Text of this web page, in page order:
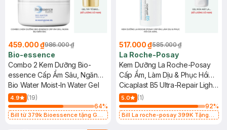
459.000 ₫986.000 ₫
Bio-essence
Combo 2 Kem Dưỡng Bio-
essence Cấp Ẩm Sâu, Ngăn
Bụi Bẩn 50g
Bio Water Moist-In Water Gel
4.9
(19)
64%
Bill từ 379k Bioessence tặng Gel
517.000 ₫585.000 ₫
La Roche-Posay
Kem Dưỡng La Roche-Posay
Cấp Ẩm, Làm Dịu & Phục Hồi
Da 40ml
Cicaplast B5 Ultra-Repair Light
Cream
5.0
(1)
92%
Bill La roche-posay 399K Tặng